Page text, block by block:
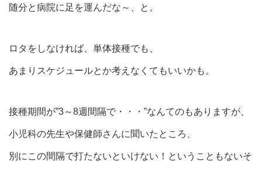
随分と病院に足を運んだな～、と。
ロタをしなければ、単体接種でも、
あまりスケジュールとか考えなくてもいいかも。
接種期間が”3～8週間隔で・・・”なんてのもありますが、
小児科の先生や保健師さんに聞いたところ、
別にこの間隔で打たないといけない！ということもないそ